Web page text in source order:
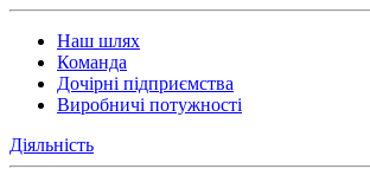
Наш шлях
Команда
Дочірні підприємства
Виробничі потужності
Діяльність